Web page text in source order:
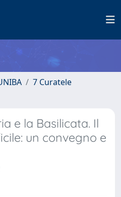
7 Curatele
e la Basilicata. Il
un convegno e